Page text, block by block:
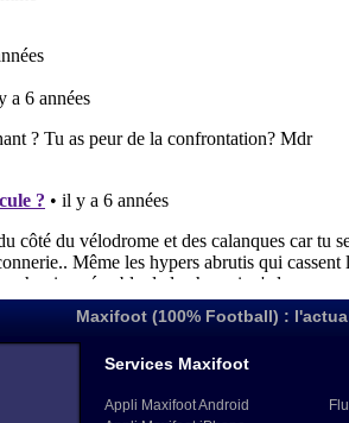
Maxifoot (100% Football) :
Services Maxifoot
Appli Maxifoot Android